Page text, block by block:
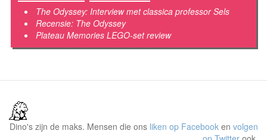
The Odyssey: Interview met classica professor Sels
Recensie: The Odyssey
Plateau Memories LEGO-set review
Dino's zijn de maks. Mensen die ons liken op Facebook en volgen